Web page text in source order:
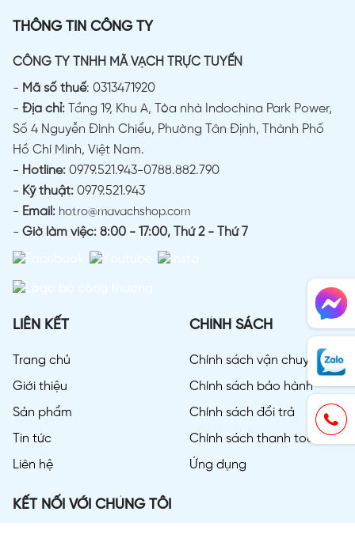
THÔNG TIN CÔNG TY
CÔNG TY TNHH MÃ VẠCH TRỰC TUYẾN
- Mã số thuế: 0313471920
- Địa chỉ:
Tầng 19, Khu A, Tòa nhà Indochina Park Power,
Số 4 Nguyễn Đình Chiểu, Phường Tân Định, Thành Phố
Hồ Chí Minh, Việt Nam.
- Hotline: 0979.521.943-0788.882.790
- Kỹ thuật: 0979.521.943
- Email: hotro@mavachshop.com
- Giờ làm việc: 8:00 - 17:00, Thứ 2 - Thứ 7
LIÊN KẾT
Trang chủ
Giới thiệu
Sản phẩm
Tin tức
Liên hệ
CHÍNH SÁCH
Chính sách vận chuyển
Chính sách bảo hành
Chính sách đổi trả
Chính sách thanh toán
Ứng dụng
KẾT NỐI VỚI CHÚNG TÔI